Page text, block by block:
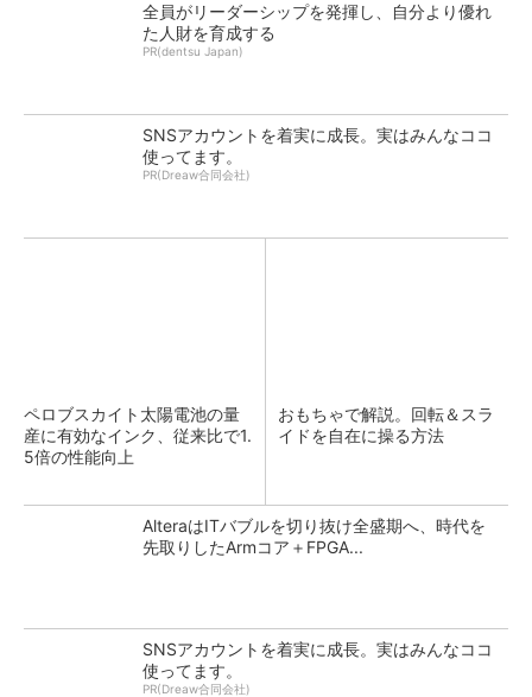
全員がリーダーシップを発揮し、自分より優れ
た人財を育成する
PR(dentsu Japan)
SNSアカウントを着実に成長。実はみんなココ
使ってます。
PR(Dreaw合同会社)
ペロブスカイト太陽電池の量
産に有効なインク、従来比で1.
5倍の性能向上
おもちゃで解説。回転＆スラ
イドを自在に操る方法
AlteraはITバブルを切り抜け全盛期へ、時代を
先取りしたArmコア＋FPGA...
SNSアカウントを着実に成長。実はみんなココ
使ってます。
PR(Dreaw合同会社)